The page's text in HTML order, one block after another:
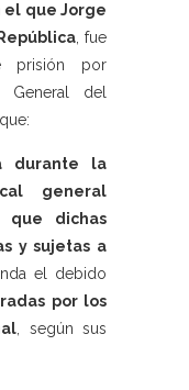
el que Jorge
, fue
prisión por
General del
durante la
general
que dichas
y sujetas a
el debido
por los
, según sus